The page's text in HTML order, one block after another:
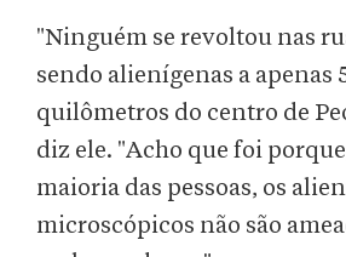
"Ninguém se revoltou nas
sendo alienígenas a apenas
quilômetros do centro de
diz ele. "Acho que foi
maioria das pessoas, os
microscópicos não são